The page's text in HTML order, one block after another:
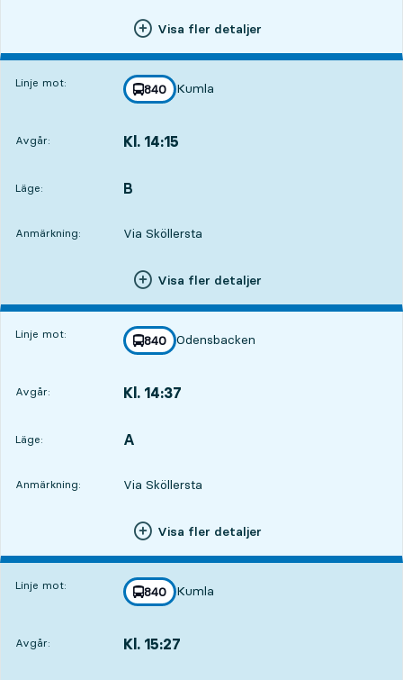
Visa fler detaljer
Linje mot: linje
840
mot
Kumla
,
Avgår: Kl. 14:15
Läge:
LÄGE, B
,
Anmärkning: Via Sköllersta
Visa fler detaljer
Linje mot: linje
840
mot
Odensbacken
,
Avgår: Kl. 14:37
Läge:
LÄGE, A
,
Anmärkning: Via Sköllersta
Visa fler detaljer
Linje mot: linje
840
mot
Kumla
,
Avgår: Kl. 15:27